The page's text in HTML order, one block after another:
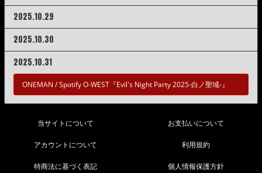
2025.10.29
2025.10.30
2025.10.31
ONEMAN /Spotify O-WEST『Evil's Night Party 2025-白ノ聖域-』
当サイトについて お支払いについて
アカウントについて 利用規約
特商法に基づく表記 個人情報保護方針